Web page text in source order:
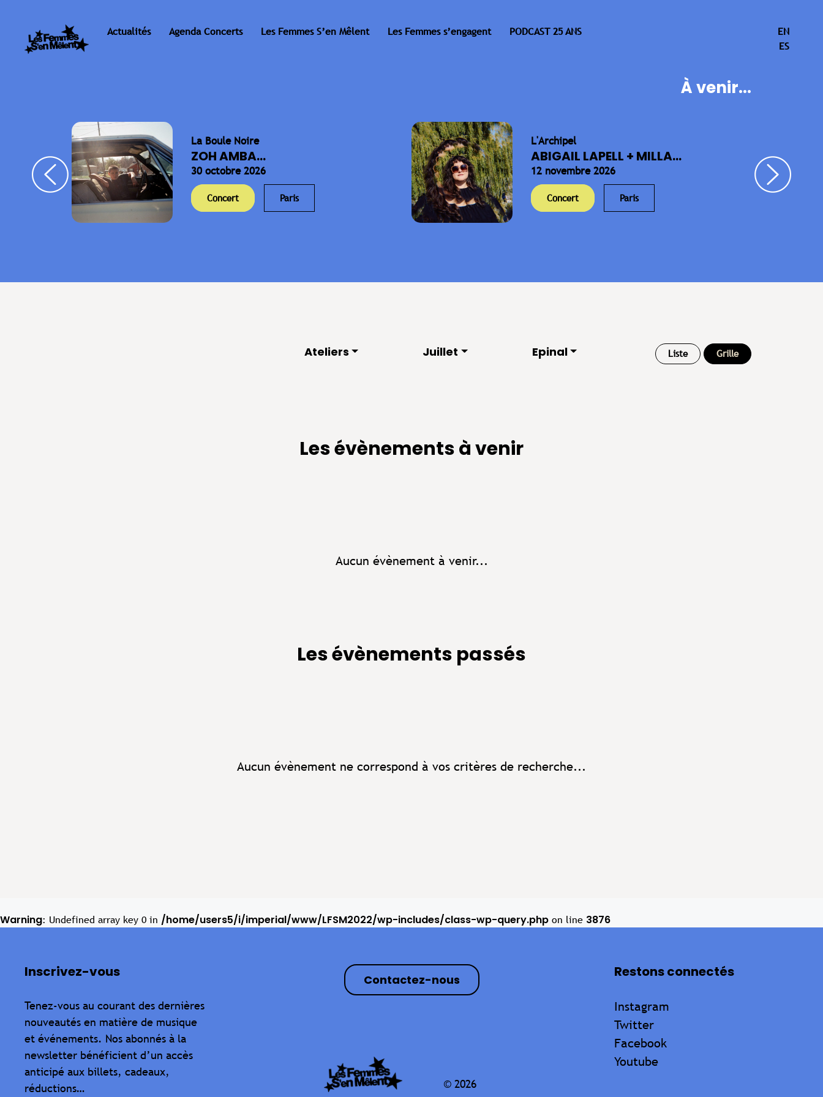
Actualités Agenda Concerts Les Femmes S’en Mêlent Les Femmes s’engagent PODCAST 25 ANS
EN
ES
À venir...
La Boule Noire
ZOH AMBA...
30 octobre 2026
Concert Paris
L'Archipel
ABIGAIL LAPELL + MILLA...
12 novembre 2026
Concert Paris
Ateliers Juillet Epinal Liste Grille
Les évènements à venir
Aucun évènement à venir...
Les évènements passés
Aucun évènement ne correspond à vos critères de recherche...
Warning: Undefined array key 0 in /home/users5/i/imperial/www/LFSM2022/wp-includes/class-wp-query.php on line 3876
Inscrivez-vous
Tenez-vous au courant des dernières
nouveautés en matière de musique
et événements. Nos abonnés à la
newsletter bénéficient d’un accès
anticipé aux billets, cadeaux,
réductions…
Contactez-nous
© 2026
Restons connectés
Instagram
Twitter
Facebook
Youtube